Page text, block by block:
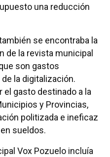
una reducción
se encontraba la
de la revista municipal
son gastos
la digitalización.
el gasto destinado a la
y Provincias,
politizada e ineficaz
sueldos.
Vox Pozuelo incluía